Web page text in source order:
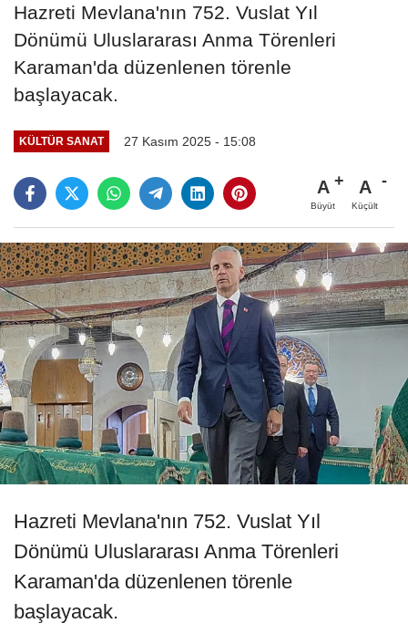
Hazreti Mevlana'nın 752. Vuslat Yıl
Dönümü Uluslararası Anma Törenleri
Karaman'da düzenlenen törenle
başlayacak.
KÜLTÜR SANAT 27 Kasım 2025 - 15:08
A
Büyüt
A
Küçült
Hazreti Mevlana'nın 752. Vuslat Yıl
Dönümü Uluslararası Anma Törenleri
Karaman'da düzenlenen törenle
başlayacak.